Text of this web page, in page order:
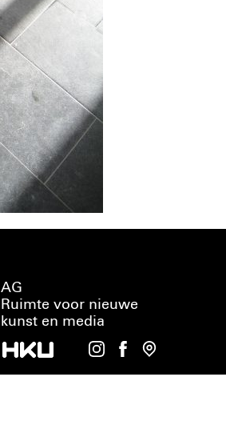
AG
Ruimte voor nieuwe
kunst en media